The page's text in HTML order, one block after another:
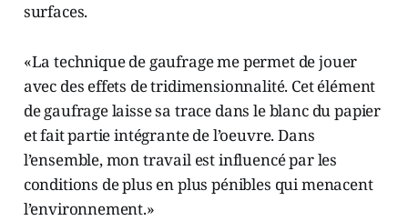
surfaces.
«La technique de gaufrage me permet de jouer
avec des effets de tridimensionnalité. Cet élément
de gaufrage laisse sa trace dans le blanc du papier
et fait partie intégrante de l’oeuvre. Dans
l’ensemble, mon travail est influencé par les
conditions de plus en plus pénibles qui menacent
l’environnement.»